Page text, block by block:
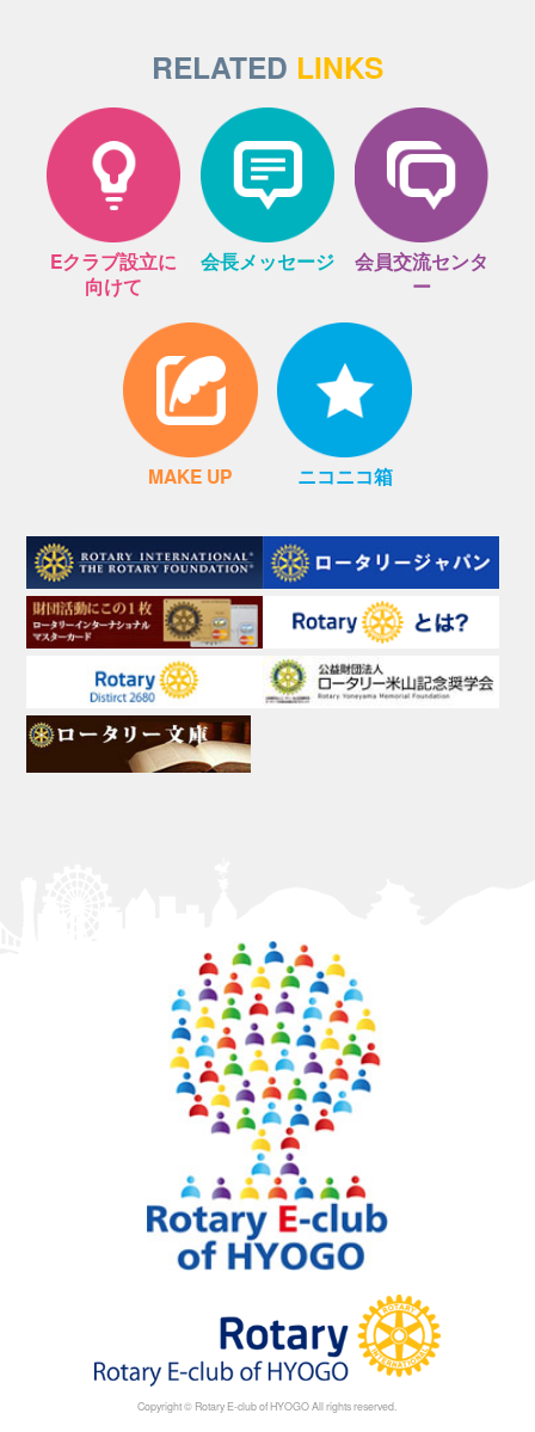
RELATED LINKS
Eクラブ設立に
向けて
会長メッセージ
会員交流センタ
ー
MAKE UP ニコニコ箱
Copyright © Rotary E-club of HYOGO All rights reserved.